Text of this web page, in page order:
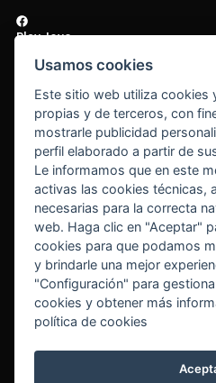
Play Jove
encuentro y diversión
Cómo llegar
Joves Plus
Espai per a joves entre 18 a 30 anys
Plaça de Baix s/n. 03730 Jávea/Xàbia
Cómo llegar
Tornar al
© Ajuntament
Aviso legal|Política de cookies(
Información protección de datos
Usamos cookies
Este sitio web utiliza cookies
propias y de terceros, con
mostrarle publicidad
perfil elaborado a partir de
Le informamos que en este
activas las cookies técnicas,
necesarias para la correcta
web. Haga clic en "Aceptar"
cookies para que podamos
y brindarle una mejor
"Configuración" para
cookies y obtener más
política de cookies